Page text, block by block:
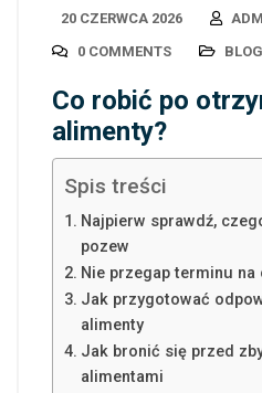
20 CZERWCA 2026
0 COMMENTS
BLOG
Co robić po
alimenty?
Spis treści
Najpierw sprawdź,
pozew
Nie przegap terminu
Jak przygotować
alimenty
Jak bronić się przed
alimentami